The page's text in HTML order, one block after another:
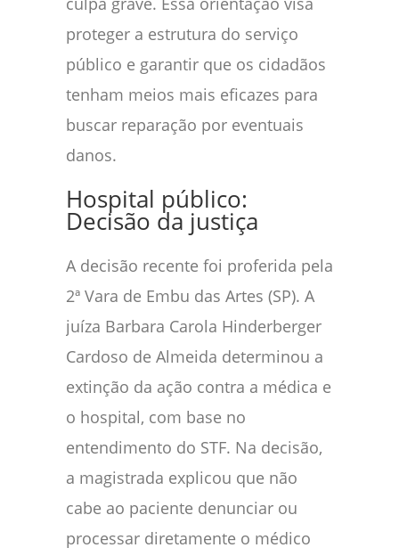
proteger a estrutura do serviço
público e garantir que os cidadãos
tenham meios mais eficazes para
buscar reparação por eventuais
danos.
Hospital público:
Decisão da justiça
A decisão recente foi proferida pela
2ª Vara de Embu das Artes (SP). A
juíza Barbara Carola Hinderberger
Cardoso de Almeida determinou a
extinção da ação contra a médica e
o hospital, com base no
entendimento do STF. Na decisão,
a magistrada explicou que não
cabe ao paciente denunciar ou
processar diretamente o médico